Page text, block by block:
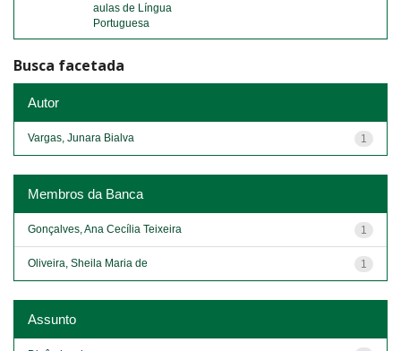
aulas de Língua
Portuguesa
Busca facetada
Autor
1
Vargas, Junara Bialva
Membros da Banca
1
Gonçalves, Ana Cecília Teixeira
1
Oliveira, Sheila Maria de
Assunto